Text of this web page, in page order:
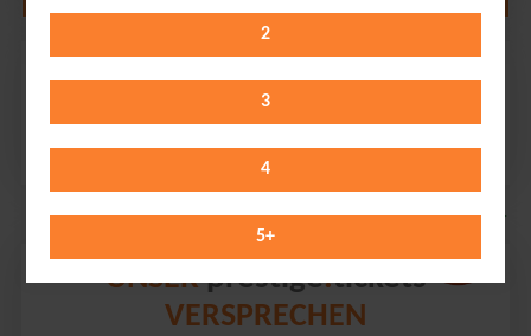
2
3
4
5+
Tuesday 22.09.2026
UNSERprestige.tickets
VERSPRECHEN